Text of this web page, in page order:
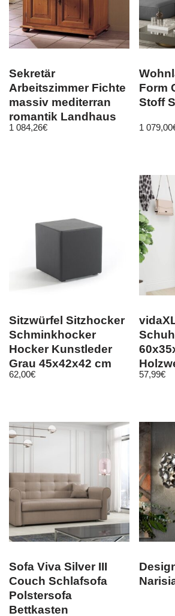
Sekretär
Arbeitszimmer Fichte
massiv mediterran
romantik Landhaus
antik vintage
1 084,26€
Form
Stoff
1 079,00
Sitzwürfel Sitzhocker
Schminkhocker
Hocker Kunstleder
Grau 45x42x42 cm
62,00€ 57,99€
Sofa Viva Silver III
Couch Schlafsofa
Polstersofa
Bettkasten